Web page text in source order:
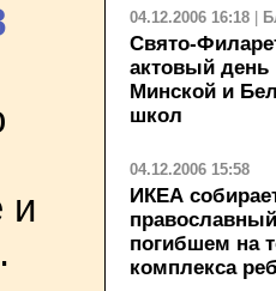
и
04.12.2006 16:18
Свято-
актовый день
Минской и
школ
04.12.2006 15:58
ИКЕА
погибшем на
комплекса